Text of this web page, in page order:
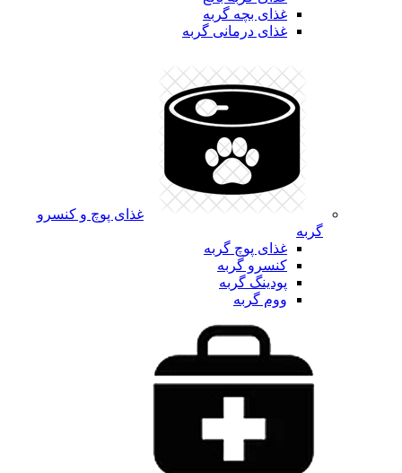
غذای بچه گربه
غذای درمانی گربه
غذای پوچ و کنسرو
گربه
غذای پوچ گربه
کنسرو گربه
پودینگ گربه
ووم گربه